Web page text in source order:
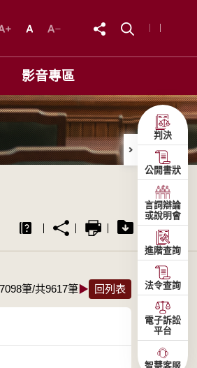
影音專區
筆/共9617筆▶ 回列表
判決
公開書狀
言詞辯論
或說明會
進階查詢
法令查詢
電子訴訟
平台
智慧客服